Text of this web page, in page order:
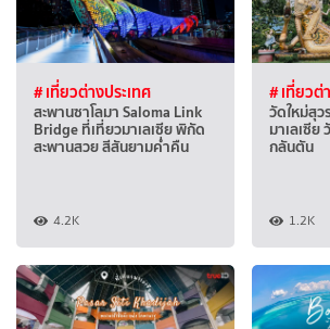
# เที่ยวต่างประเทศ
สะพานซาโลมา Saloma Link
Bridge ที่เที่ยวมาเลเซีย พิกัด
สะพานสวย สีสันยามค่ำคืน
4.2K
# เที่ยวต่
วัดใหม่สุ
มาเลเซีย
กลันตัน
1.2K